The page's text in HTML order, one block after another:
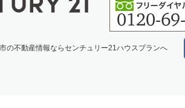
の不動産情報ならセンチュリー21ハウスプランへ